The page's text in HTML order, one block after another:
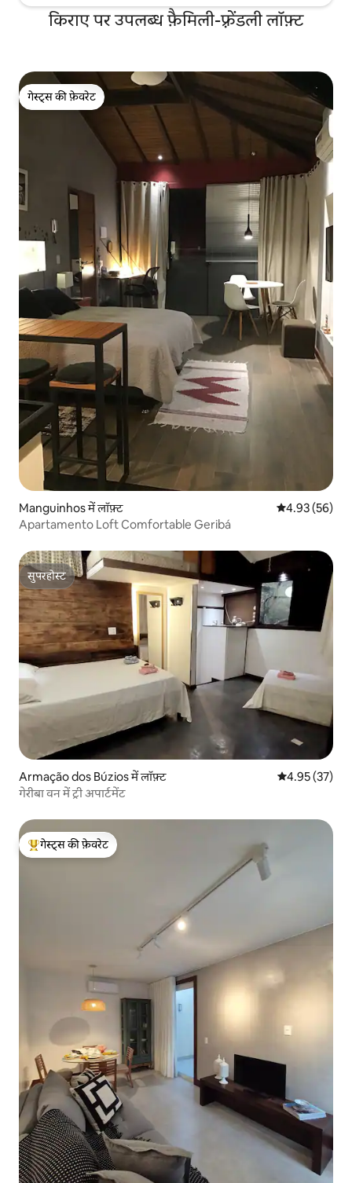
किराए पर उपलब्ध फ़ैमिली-फ़्रेंडली लॉफ़्ट
गेस्ट्स की फ़ेवरेट
गेस्ट्स की फ़ेवरेट
Manguinhos में लॉफ़्ट औसत रेटिंग 5 में
4.93 (56)
Apartamento Loft Comfortable Geribá
सुपरहोस्ट
सुपरहोस्ट
Armação dos Búzios में लॉफ़्ट औसत रेटिंग 5 में
4.95 (37)
गेरीबा वन में ट्री अपार्टमेंट
गेस्ट्स का टॉप फ़ेवरेट
गेस्ट्स की फ़ेवरेट